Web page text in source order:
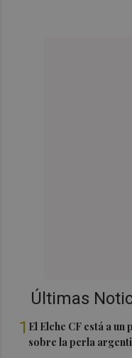
Últimas
1 El Elche CF está a
sobre la perla